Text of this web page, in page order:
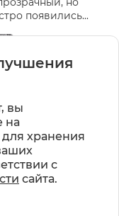
вы
на
хранения
с
сайта.
появились...